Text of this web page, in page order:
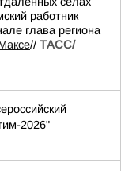
работник
глава региона
// ТАСС/
2026"